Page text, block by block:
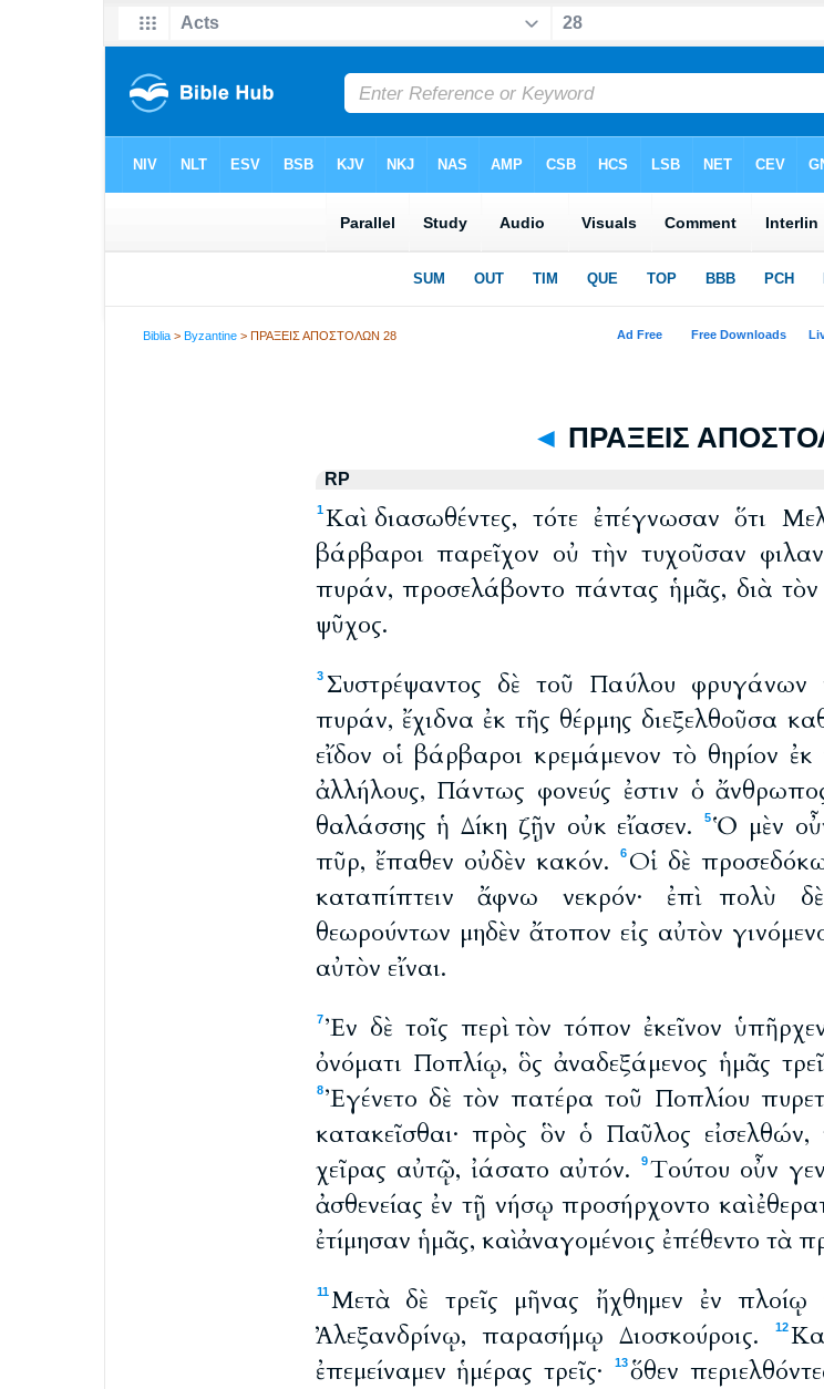
Biblia >Byzantine > ΠΡΑΞΕΙΣ ΑΠΟΣΤΟΛΩΝ 28
◄ ΠΡΑΞΕΙΣ
RP
1 Καὶ διασωθέντες, τότε ἐπέγνωσαν ὅτι
βάρβαροι παρεῖχον οὐ τὴν τυχοῦσαν
πυράν, προσελάβοντο πάντας ἡμᾶς, διὰ τὸν
ψῦχος.
3 Συστρέψαντος δὲ τοῦ Παύλου φρυγάνων
πυράν, ἔχιδνα ἐκ τῆς θέρμης διεξελθοῦσα
εἴδον οἱ βάρβαροι κρεμάμενον τὸ θηρίον
ἀλλήλους, Πάντως φονεύς ἐστιν ὁ
θαλάσσης ἡ Δίκη ζῇν οὐκ εἴασεν.
5Ὁ μὲν
πῦρ, ἔπαθεν οὐδὲν κακόν.
6 Οἱ δὲ
καταπίπτειν ἄφνω νεκρόν· ἐπὶ πολὺ
θεωρούντων μηδὲν ἄτοπον εἰς αὐτὸν
αὐτὸν εἴναι.
7 Ἐν δὲ τοῖς περὶ τὸν τόπον ἐκεῖνον
ὀνόματι Ποπλίῳ, ὃς ἀναδεξάμενος ἡμᾶς
8 Ἐγένετο δὲ τὸν πατέρα τοῦ Ποπλίου
κατακεῖσθαι· πρὸς ὃν ὁ Παῦλος εἰσελθών,
χεῖρας αὐτῷ, ἰάσατο αὐτόν.
9Tούτου οὖν
ἀσθενείας ἐν τῇ νήσῳ προσήρχοντο καὶ
ἐτίμησαν ἡμᾶς, καὶ ἀναγομένοις ἐπέθεντο τὰ
11 Μετὰ δὲ τρεῖς μῆνας ἤχθημεν ἐν πλοίῳ
Ἀλεξανδρίνῳ, παρασήμῳ Διοσκούροις.
12
ἐπεμείναμεν ἡμέρας τρεῖς·
13ὅθεν